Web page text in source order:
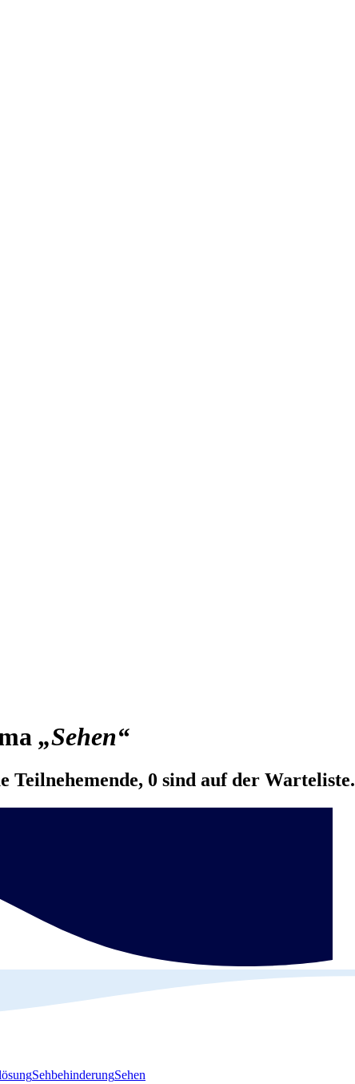
„Sehen“
Teilnehemende, 0 sind auf der Warteliste.
SehbehinderungSehen